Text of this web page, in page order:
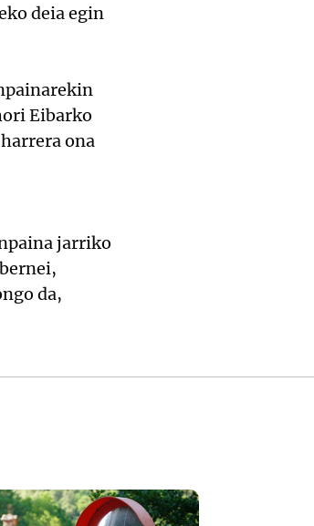
deia egin
Eibarko
ona
jarriko
da,